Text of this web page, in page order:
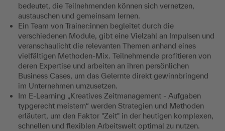
bedeutet, die Teilnehmenden können sich vernetzen,
austauschen und gemeinsam lernen.
Ein Team von Trainer:innen begleitet durch die
verschiedenen Module, gibt eine Vielzahl an Impulsen und
veranschaulicht die relevanten Themen anhand eines
vielfältigen Methoden-Mix. Teilnehmende profitieren von
deren Expertise und arbeiten an ihren persönlichen
Business Cases, um das Gelernte direkt gewinnbringend
im Unternehmen umzusetzen.
Im E-Learning „Kreatives Zeitmanagement - Aufgaben
typgerecht meistern“ werden Strategien und Methoden
erläutert, um den Faktor "Zeit" in der heutigen komplexen,
schnellen und flexiblen Arbeitswelt optimal zu nutzen.